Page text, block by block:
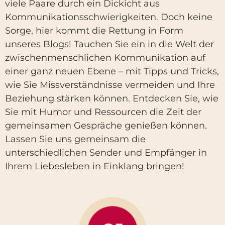
viele Paare durch ein Dickicht aus
Kommunikationsschwierigkeiten. Doch keine
Sorge, hier kommt die Rettung in Form
unseres Blogs! Tauchen Sie ein in die Welt der
zwischenmenschlichen Kommunikation auf
einer ganz neuen Ebene – mit Tipps und Tricks,
wie Sie Missverständnisse vermeiden und Ihre
Beziehung stärken können. Entdecken Sie, wie
Sie mit Humor und Ressourcen die Zeit der
gemeinsamen Gespräche genießen können.
Lassen Sie uns gemeinsam die
unterschiedlichen Sender und Empfänger in
Ihrem Liebesleben in Einklang bringen!